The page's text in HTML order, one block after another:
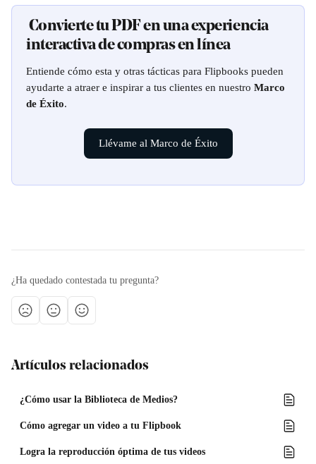
Convierte tu PDF en una experiencia
interactiva de compras en línea
Entiende cómo esta y otras tácticas para Flipbooks pueden
ayudarte a atraer e inspirar a tus clientes en nuestro Marco
de Éxito.
Llévame al Marco de Éxito
¿Ha quedado contestada tu pregunta?
Artículos relacionados
¿Cómo usar la Biblioteca de Medios?
Cómo agregar un video a tu Flipbook
Logra la reproducción óptima de tus videos